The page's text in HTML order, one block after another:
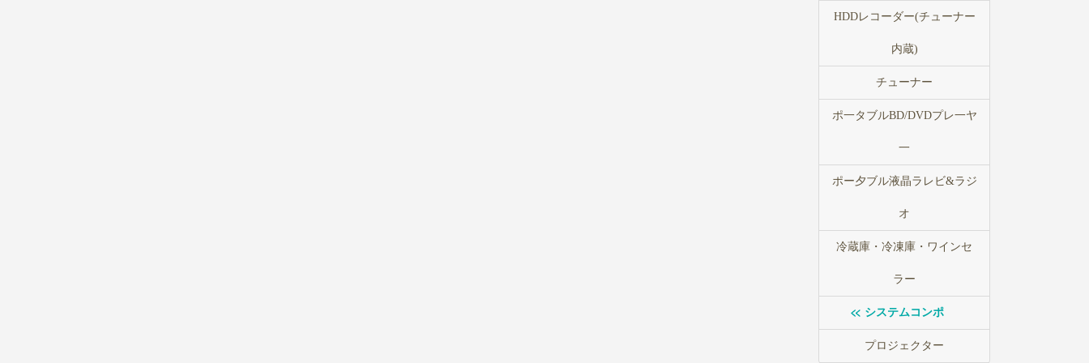
HDDレコーダー(チューナー
内蔵)
チューナー
ポ一タブルBD/DVDプレ一ヤ
一
ポー夕ブル液晶ラレビ&ラジ
オ
冷蔵庫・冷凍庫・ワインセ
ラー
システムコンポ
プロジェクター